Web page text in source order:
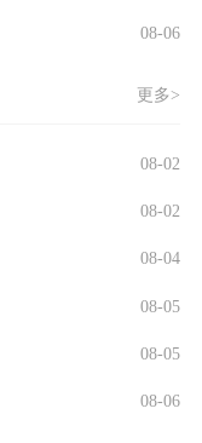
08-06
更多>
08-02
08-02
08-04
08-05
08-05
08-06